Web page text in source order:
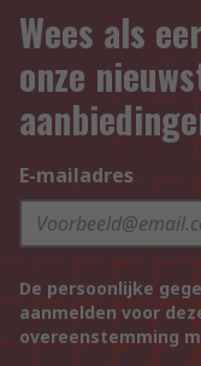
Wees als
onze
E-mailadres
De persoonlijke
aanmelden voor
overeenstemming